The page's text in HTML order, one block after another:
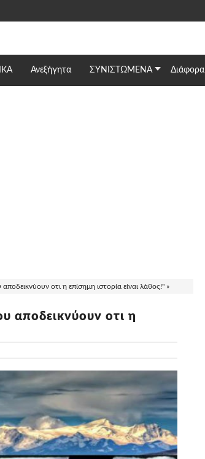
Ανεξήγητα ΣΥΝΙΣΤΩΜΕΝΑ Διάφορα
οτι η επίσημη ιστορία είναι λάθος!" »
αποδεικνύουν οτι η